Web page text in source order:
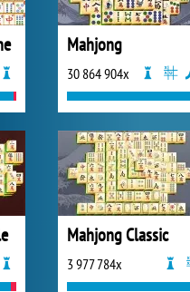
Mahjong
30 864 904x
Mahjong Classic
3 977 784x